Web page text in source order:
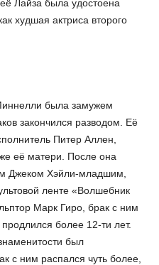
Лайза была удостоена
худшая актриса второго
была замужем
закончился разводом. Её
Питер Аллен,
её матери. После она
Джеком Хэйли-младшим,
ленте «Волшебник
Марк Гиро, брак с ним
более 12-ти лет.
был
с ним распался чуть более,